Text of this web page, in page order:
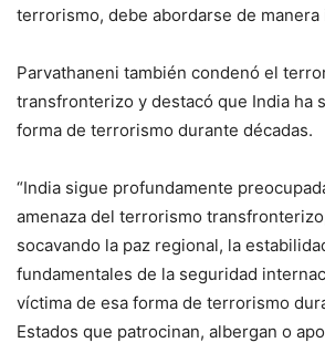
terrorismo, debe abordarse de manera
Parvathaneni también condenó el
transfronterizo y destacó que India ha
forma de terrorismo durante décadas.
“India sigue profundamente
amenaza del terrorismo
socavando la paz regional, la
fundamentales de la seguridad
víctima de esa forma de terrorismo
Estados que patrocinan, albergan o